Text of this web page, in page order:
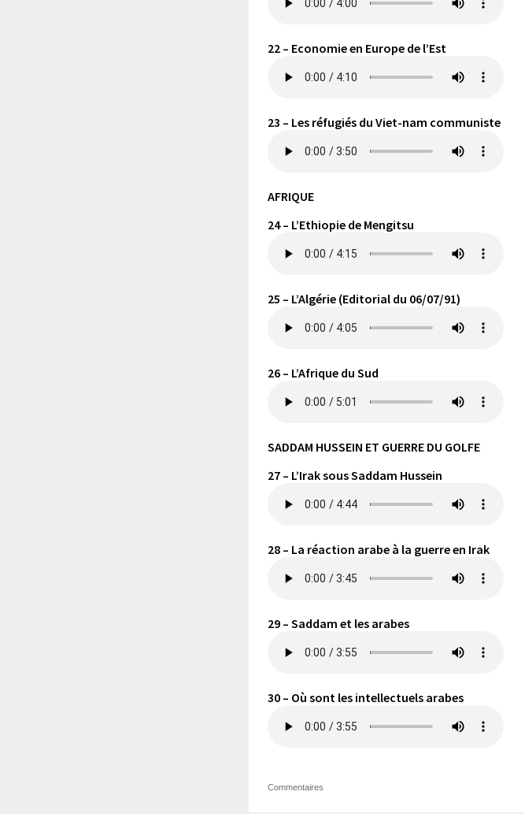
22 – Economie en Europe de l’Est
23 – Les réfugiés du Viet-nam communiste
AFRIQUE
24 – L’Ethiopie de Mengitsu
25 – L’Algérie (Editorial du 06/07/91)
26 – L’Afrique du Sud
SADDAM HUSSEIN ET GUERRE DU GOLFE
27 – L’Irak sous Saddam Hussein
28 – La réaction arabe à la guerre en Irak
29 – Saddam et les arabes
30 – Où sont les intellectuels arabes
Commentaires